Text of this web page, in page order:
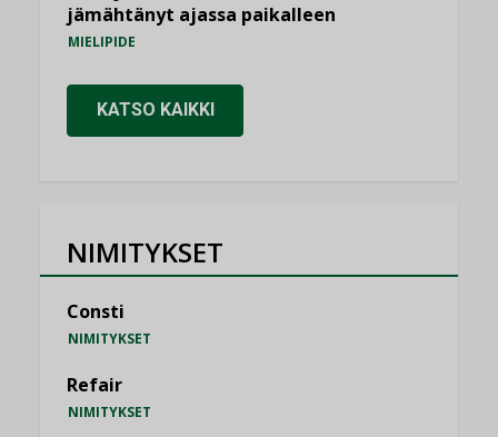
jämähtänyt ajassa paikalleen
MIELIPIDE
KATSO KAIKKI
NIMITYKSET
Consti
NIMITYKSET
Refair
NIMITYKSET